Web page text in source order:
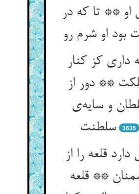
** تا که در
بود او شرم رو
داری کز کنار
** دور از
و سایه‌‌ی
3635
قلعه را از
** قلعه